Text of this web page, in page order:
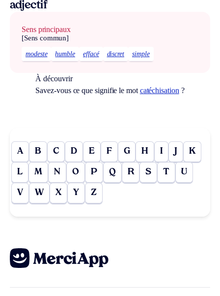
adjectif
Sens principaux
[Sens commun]
modeste humble effacé discret simple
À découvrir
Savez-vous ce que signifie le mot catéchisation ?
A B C D E F G H I J K
L M N O P Q R S T U
V W X Y Z